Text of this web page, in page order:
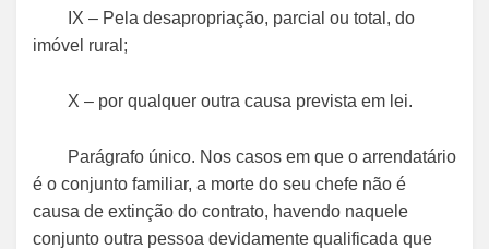
IX – Pela desapropriação, parcial ou total, do
imóvel rural;
X – por qualquer outra causa prevista em lei.
Parágrafo único. Nos casos em que o arrendatário
é o conjunto familiar, a morte do seu chefe não é
causa de extinção do contrato, havendo naquele
conjunto outra pessoa devidamente qualificada que